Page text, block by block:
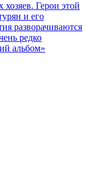
хозяев. Герои этой
и его
разворачиваются
редко
альбом»